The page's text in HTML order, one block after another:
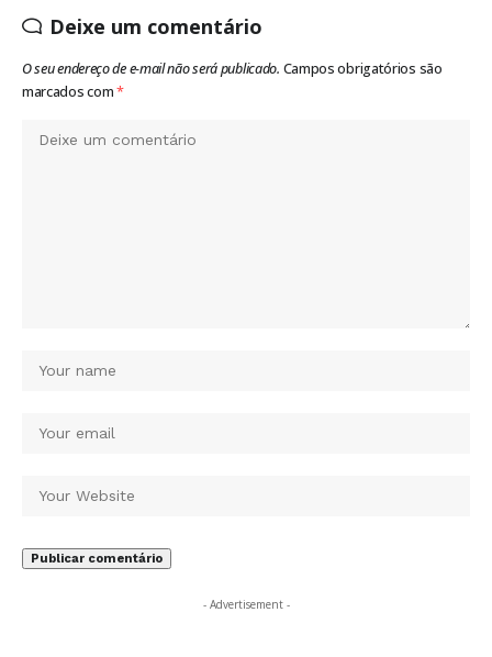
Deixe um comentário
O seu endereço de e-mail não será publicado. Campos obrigatórios são
marcados com*
- Advertisement -